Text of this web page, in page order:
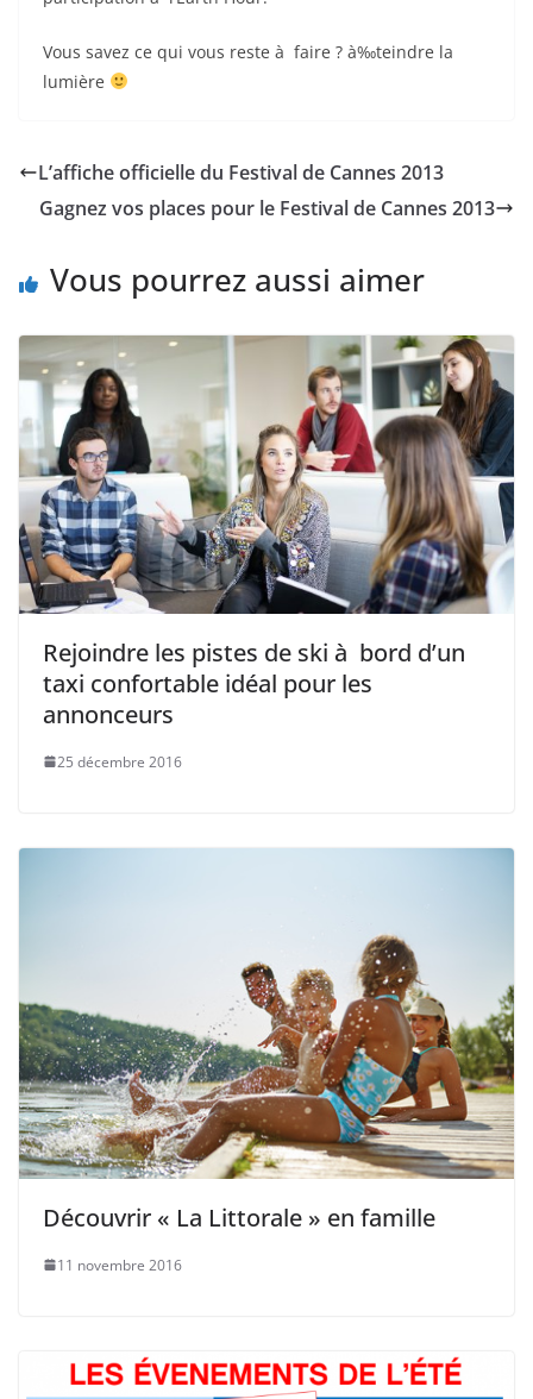
Vous savez ce qui vous reste à faire ? à‰teindre la
lumière
L’affiche officielle du Festival de Cannes 2013
Gagnez vos places pour le Festival de Cannes 2013
Vous pourrez aussi aimer
Rejoindre les pistes de ski à bord d’un
taxi confortable idéal pour les
annonceurs
25 décembre 2016
Découvrir « La Littorale » en famille
11 novembre 2016